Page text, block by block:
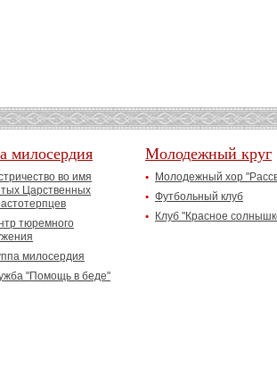
милосердия
во имя
Царственных
тюремного
милосердия
"Помощь в беде"
Молодежный круг
Молодежный хор
Футбольный клуб
Клуб "Красное